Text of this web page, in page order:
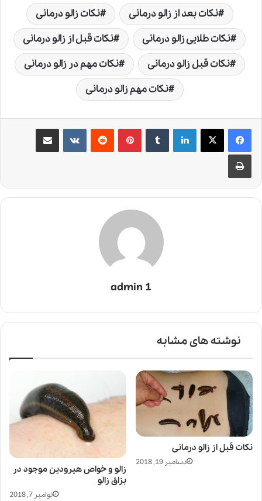
نکات بعد از زالو درمانی
نکات زالو درمانی
نکات طلایی زالو درمانی
نکات قبل از زالو درمانی
نکات قبل زالو درمانی
نکات مهم در زالو درمانی
نکات مهم زالو درمانی
لینکدین ‫تامبلر ‫پین‌ترست‫رددیت ‫VKontakteاشتراک گذاری از طریق ایمیل
چاپ
admin 1
نوشته های مشابه
زالو و خواص هیرودین موجود در
بزاق زالو
نوامبر 7, 2018
نکات قبل از زالو درمانی
دسامبر 19, 2018